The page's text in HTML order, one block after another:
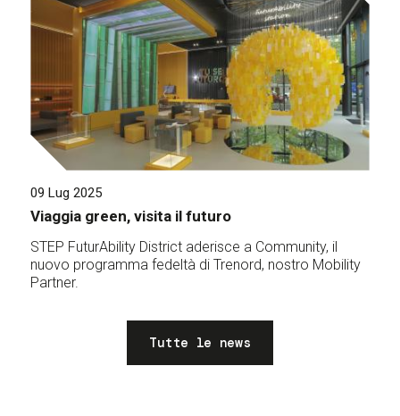
09 Lug 2025
Viaggia green, visita il futuro
STEP FuturAbility District aderisce a Community, il
nuovo programma fedeltà di Trenord, nostro Mobility
Partner.
Tutte le news